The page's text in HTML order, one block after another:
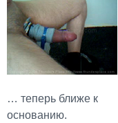
… теперь ближе к
основанию.